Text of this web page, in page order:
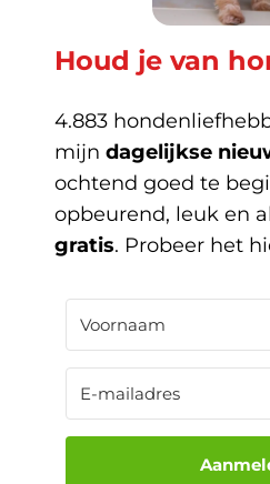
Houd je van
4.883
mijn dagelijkse
ochtend goed te
opbeurend, leuk en
gratis. Probeer het